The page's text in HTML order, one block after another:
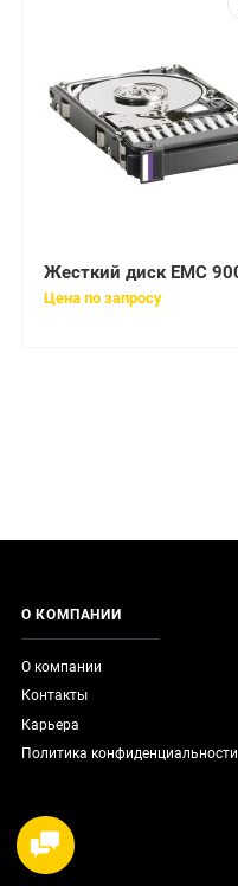
Цена по запросу
О КОМПАНИИ
О компании
Контакты
Карьера
Политика конфиденциальности